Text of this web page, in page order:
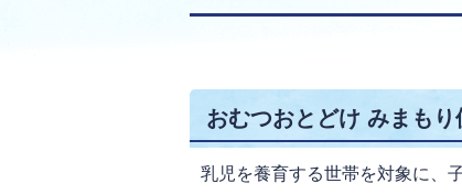
おむつおとどけ みまもり
乳児を養育する世帯を対象に、